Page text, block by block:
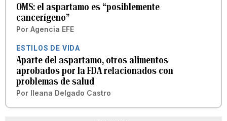
OMS: el aspartamo es “posiblemente
cancerígeno”
Por Agencia EFE
ESTILOS DE VIDA
Aparte del aspartamo, otros alimentos
aprobados por la FDA relacionados con
problemas de salud
Por Ileana Delgado Castro